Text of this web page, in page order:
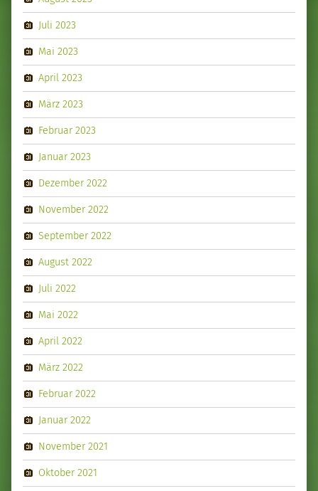
Juli 2023
Mai 2023
April 2023
März 2023
Februar 2023
Januar 2023
Dezember 2022
November 2022
September 2022
August 2022
Juli 2022
Mai 2022
April 2022
März 2022
Februar 2022
Januar 2022
November 2021
Oktober 2021